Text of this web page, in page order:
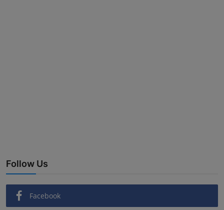
Follow Us
Facebook